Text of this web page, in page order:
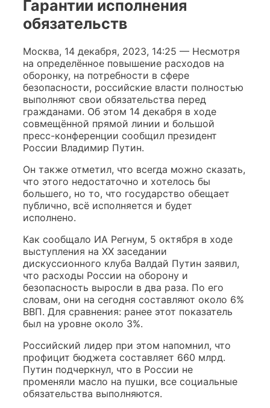
Гарантии исполнения
обязательств
Москва, 14 декабря, 2023, 14:25 — Несмотря
на определённое повышение расходов на
оборонку, на потребности в сфере
безопасности, российские власти полностью
выполняют свои обязательства перед
гражданами. Об этом 14 декабря в ходе
совмещённой прямой линии и большой
пресс-конференции сообщил президент
России Владимир Путин.
Он также отметил, что всегда можно сказать,
что этого недостаточно и хотелось бы
большего, но то, что государство обещает
публично, всё исполняется и будет
исполнено.
Как сообщало ИА Регнум, 5 октября в ходе
выступления на XX заседании
дискуссионного клуба Валдай Путин заявил,
что расходы России на оборону и
безопасность выросли в два раза. По его
словам, они на сегодня составляют около 6%
ВВП. Для сравнения: ранее этот показатель
был на уровне около 3%.
Российский лидер при этом напомнил, что
профицит бюджета составляет 660 млрд.
Путин подчеркнул, что в России не
променяли масло на пушки, все социальные
обязательства выполняются.